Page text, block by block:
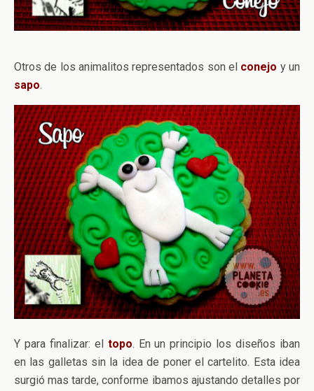
Otros de los animalitos representados son el conejo y un
sapo.
Y para finalizar: el topo. En un principio los diseños iban
en las galletas sin la idea de poner el cartelito. Esta idea
surgió mas tarde, conforme ibamos ajustando detalles por